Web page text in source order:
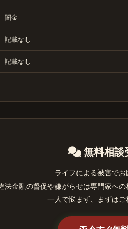
闇金
記載なし
記載なし
無料相談
ライフによる被害でお
法金融の督促や嫌がらせは専門家への
一人で悩まず、まずはご